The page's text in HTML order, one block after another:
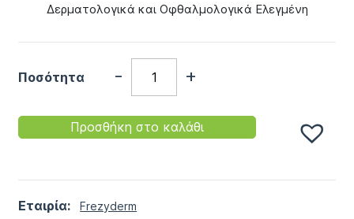
Δερματολογικά και Οφθαλμολογικά Ελεγμένη
Εταιρία: Frezyderm
Ποσότητα - +
Προσθήκη στο καλάθι